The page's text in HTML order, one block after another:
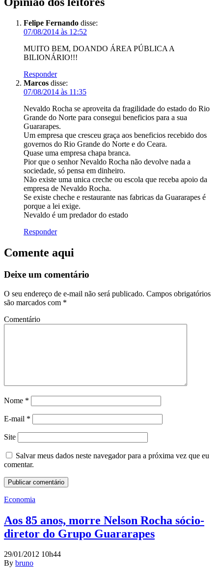
Felipe Fernando disse:
07/08/2014 às 12:52
MUITO BEM, DOANDO ÁREA PÚBLICA A
BILIONÁRIO!!!
Responder
Marcos disse:
07/08/2014 às 11:35
Nevaldo Rocha se aproveita da fragilidade do estado do Rio
Grande do Norte para consegui beneficios para a sua
Guararapes.
Um empresa que cresceu graça aos beneficios recebido dos
governos do Rio Grande do Norte e do Ceara.
Quase uma empresa chapa branca.
Pior que o senhor Nevaldo Rocha não devolve nada a
sociedade, só pensa em dinheiro.
Não existe uma unica creche ou escola que receba apoio da
empresa de Nevaldo Rocha.
Se existe cheche e restaurante nas fabricas da Guararapes é
porque a lei exige.
Nevaldo é um predador do estado
Responder
Comente aqui
Deixe um comentário
O seu endereço de e-mail não será publicado. Campos obrigatórios
são marcados com *
Comentário
Nome *
E-mail *
Site
Salvar meus dados neste navegador para a próxima vez que eu
comentar.
Economia
Aos 85 anos, morre Nelson Rocha sócio-
diretor do Grupo Guararapes
29/01/2012 10h44
By bruno